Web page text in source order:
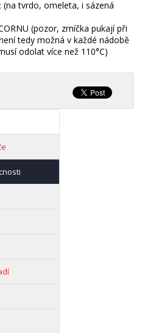
tvrdo, omeleta, i sázená
(pozor, zrníčka pukají při
tedy možná v každé nádobě
odolat více než 110°C)